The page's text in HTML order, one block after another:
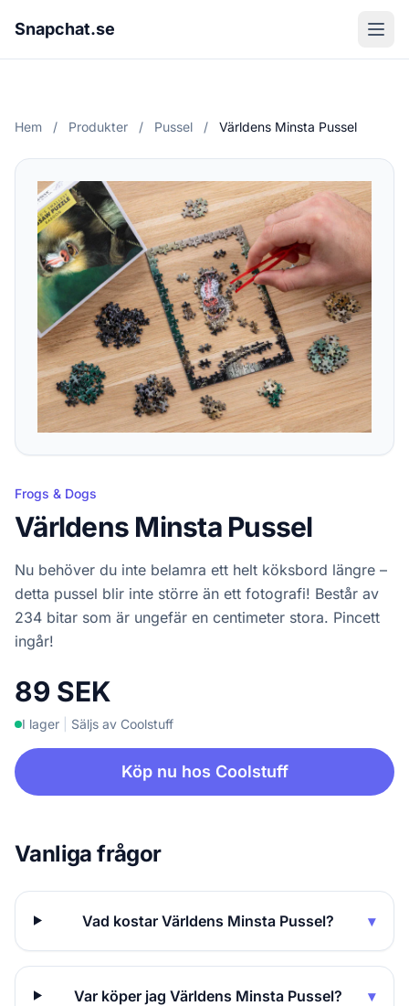
Snapchat.se
Hem / Produkter / Pussel / Världens Minsta Pussel
Frogs & Dogs
Världens Minsta Pussel
Nu behöver du inte belamra ett helt köksbord längre –
detta pussel blir inte större än ett fotografi! Består av
234 bitar som är ungefär en centimeter stora. Pincett
ingår!
89 SEK
I lager Säljs av Coolstuff
Köp nu hos Coolstuff
Vanliga frågor
Vad kostar Världens Minsta Pussel? ▾
Var köper jag Världens Minsta Pussel? ▾